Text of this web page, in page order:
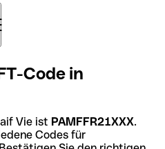
Code in
Vie ist PAMFFR21XXX.
Codes für